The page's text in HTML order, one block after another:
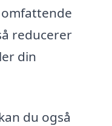
reducerer
din
du også